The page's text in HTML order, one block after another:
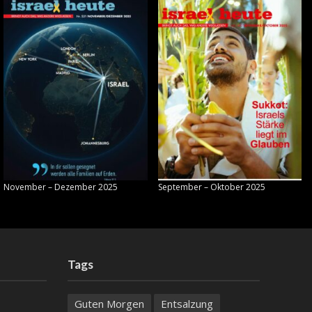
November – Dezember 2025 September – Oktober 2025
Tags
Guten Morgen Entsalzung